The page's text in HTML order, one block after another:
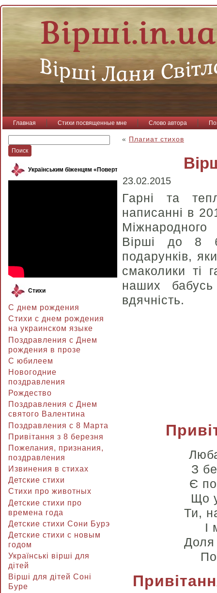
Главная Стихи посвященные мне Слово автора
Українським біженцям «Повертайся, пташко»
Стихи
С днем рождения
Стихи с днем рождения
на украинском языке
Поздравления с Днем
рождения в прозе
C юбилеем
Новогодние
поздравления
Рождество
Поздравления с Днем
святого Валентина
Поздравления с 8 Марта
Привітання з 8 березня
Пожелания, признания,
поздравления
Извинения в стихах
Детские стихи
Стихи про животных
Детские стихи про
времена года
Детские стихи Сони Бурэ
Детские стихи с новым
годом
Українські вірші для
дітей
Вірші для дітей Соні
Буре
« Плагиат стихов
23.02.2015
Гарні та
написанні в
Вірші до 8
подарунків,
смаколики ті
наших
вдячність.
З
Є
Що
Ти,
І
Доля